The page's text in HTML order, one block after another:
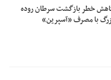
خطر بازگشت سرطان روده
با مصرف «آسپرین»